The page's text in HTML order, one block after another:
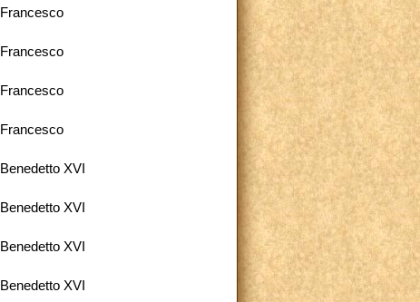
Francesco
Francesco
Francesco
Francesco
Benedetto XVI
Benedetto XVI
Benedetto XVI
Benedetto XVI